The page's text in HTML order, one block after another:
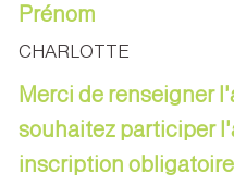
Prénom
CHARLOTTE
Merci de renseigner
souhaitez participer
inscription